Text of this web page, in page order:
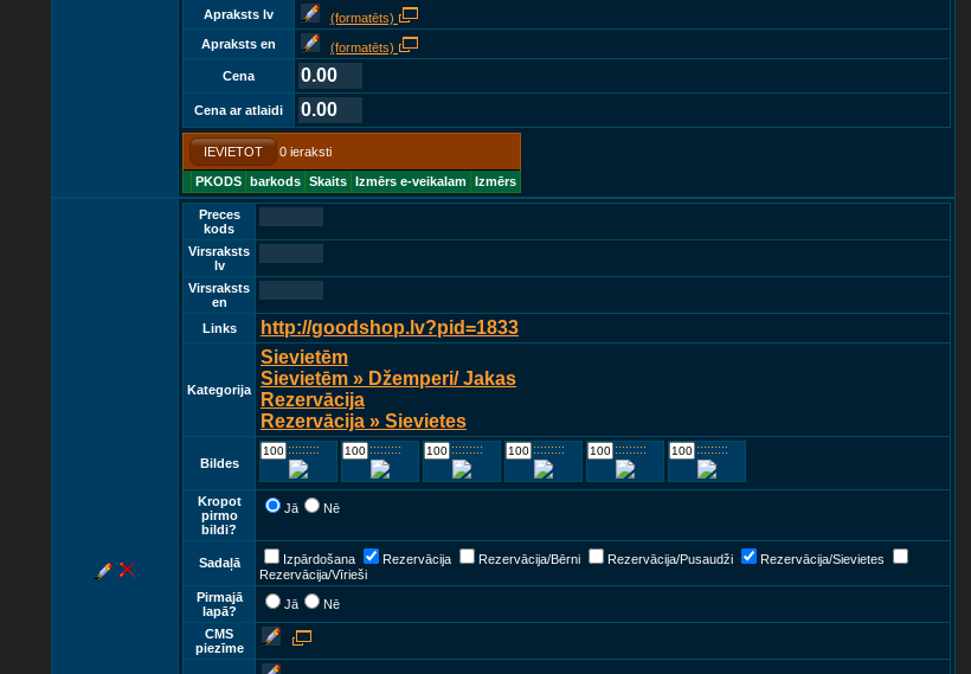
Apraksts lv
(formatēts)
Apraksts en
(formatēts)
Cena
0.00
Cena ar atlaidi 0.00
IEVIETOT 0 ieraksti
PKODS barkods Skaits Izmērs e-veikalam Izmērs
Preces
kods
Virsraksts
lv
Virsraksts
en
Links
http://goodshop.lv?pid=1833
Kategorija
Sievietēm
Sievietēm » Džemperi/ Jakas
Rezervācija
Rezervācija » Sievietes
Bildes
:::::::::::: :::::::::::: :::::::::::: :::::::::::: :::::::::::: ::::::::::::
Kropot
pirmo
bildi?
Jā Nē
Sadaļā Izpārdošana Rezervācija Rezervācija/Bērni Rezervācija/Pusaudži
Rezervācija/Sievietes
Rezervācija/Vīrieši
Pirmajā
lapā?
Jā Nē
CMS
piezīme